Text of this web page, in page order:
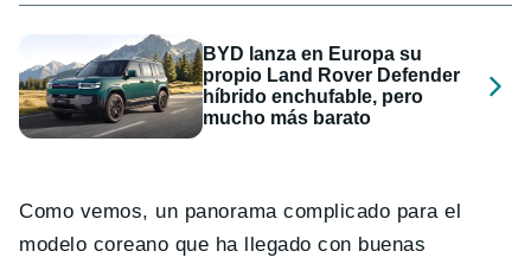
BYD lanza en Europa su
propio Land Rover Defender
híbrido enchufable, pero
mucho más barato
Como vemos, un panorama complicado para el
modelo coreano que ha llegado con buenas